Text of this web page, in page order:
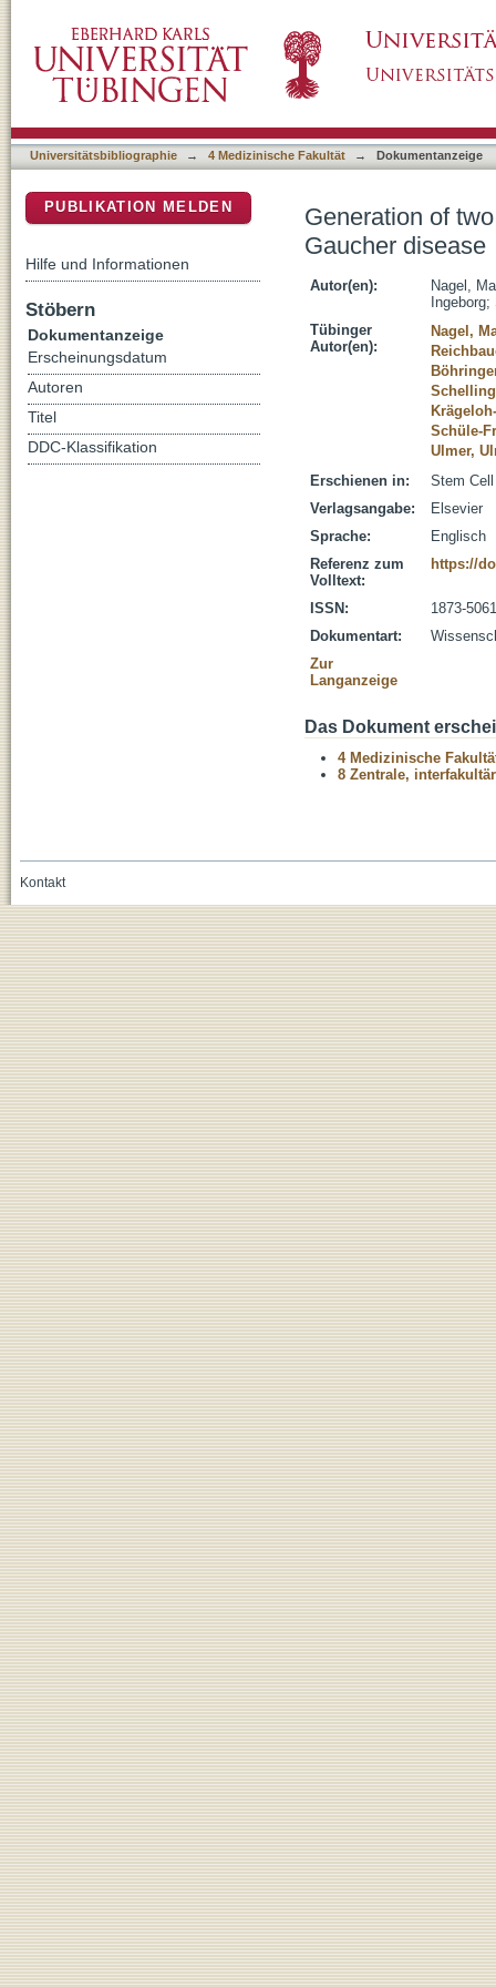
Universitätsbibliographie → 4 Medizinische Fakultät → Dokumentanzeige
Generation of
Gaucher disease
Autor(en):
Nagel,
Ingeborg;
Tübinger
Autor(en):
Nagel,
Schüle-
Ulmer,
Erschienen in:
Stem
Verlagsangabe:
Elsevier
Sprache:
Englisch
Referenz zum
Volltext:
https://
ISSN:
1873-5061
Dokumentart:
Zur
Langanzeige
Das Dokument
4 Medizinische
8 Zentrale,
PUBLIKATION MELDEN
Hilfe und Informationen
Stöbern
Dokumentanzeige
Erscheinungsdatum
Autoren
Titel
DDC-Klassifikation
Kontakt